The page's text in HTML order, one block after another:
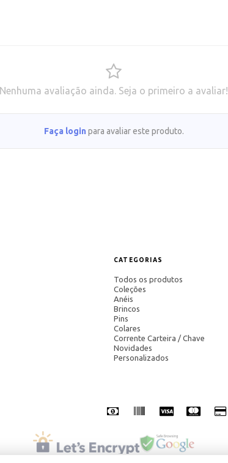
Nenhuma avaliação ainda. Seja o primeiro a avaliar!
Faça login para avaliar este produto.
CATEGORIAS
Todos os produtos
Coleções
Anéis
Brincos
Pins
Colares
Corrente Carteira / Chave
Novidades
Personalizados